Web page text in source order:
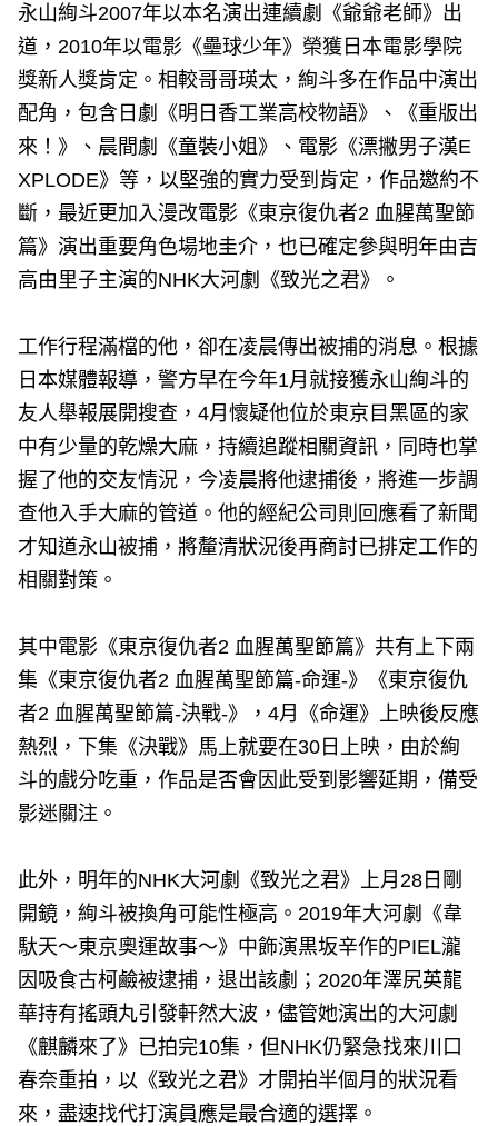
永山絢斗2007年以本名演出連續劇《爺爺老師》出
道，2010年以電影《壘球少年》榮獲日本電影學院
獎新人獎肯定。相較哥哥瑛太，絢斗多在作品中演出
配角，包含日劇《明日香工業高校物語》、《重版出
來！》、晨間劇《童裝小姐》、電影《漂撇男子漢E
XPLODE》等，以堅強的實力受到肯定，作品邀約不
斷，最近更加入漫改電影《東京復仇者2 血腥萬聖節
篇》演出重要角色場地圭介，也已確定參與明年由吉
高由里子主演的NHK大河劇《致光之君》。
工作行程滿檔的他，卻在凌晨傳出被捕的消息。根據
日本媒體報導，警方早在今年1月就接獲永山絢斗的
友人舉報展開搜查，4月懷疑他位於東京目黑區的家
中有少量的乾燥大麻，持續追蹤相關資訊，同時也掌
握了他的交友情況，今凌晨將他逮捕後，將進一步調
查他入手大麻的管道。他的經紀公司則回應看了新聞
才知道永山被捕，將釐清狀況後再商討已排定工作的
相關對策。
其中電影《東京復仇者2 血腥萬聖節篇》共有上下兩
集《東京復仇者2 血腥萬聖節篇-命運-》《東京復仇
者2 血腥萬聖節篇-決戰-》，4月《命運》上映後反應
熱烈，下集《決戰》馬上就要在30日上映，由於絢
斗的戲分吃重，作品是否會因此受到影響延期，備受
影迷關注。
此外，明年的NHK大河劇《致光之君》上月28日剛
開鏡，絢斗被換角可能性極高。2019年大河劇《韋
馱天～東京奧運故事～》中飾演黒坂辛作的PIEL瀧
因吸食古柯鹼被逮捕，退出該劇；2020年澤尻英龍
華持有搖頭丸引發軒然大波，儘管她演出的大河劇
《麒麟來了》已拍完10集，但NHK仍緊急找來川口
春奈重拍，以《致光之君》才開拍半個月的狀況看
來，盡速找代打演員應是最合適的選擇。